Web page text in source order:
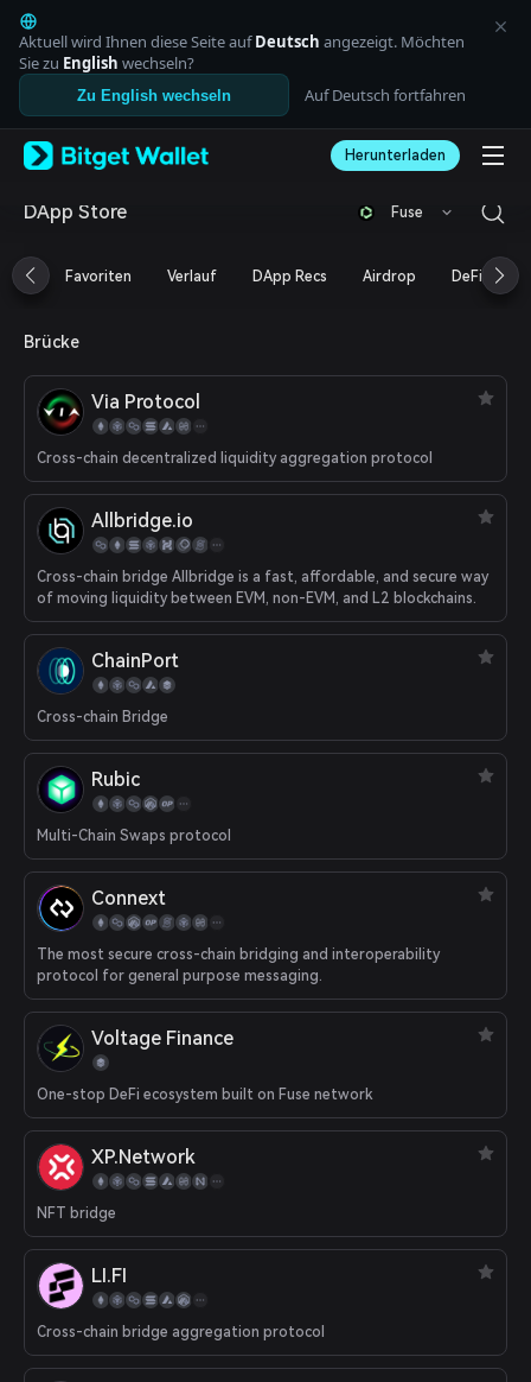
English
日本語
Tiếng Việt
Русский
Español (Latinoamérica)
Italiano
Deutsch
繁體中文
Português (Portugal)
ภาษาไทย
हिन्दी
Español
Português (Brasil)
Español (Argentina)
Aktuell wird Ihnen diese Seite aufDeutsch angezeigt. Möchten
Sie zu English wechseln?
Zu English wechseln Auf Deutsch fortfahren
Herunterladen
DApp Store Fuse
Favoriten Verlauf DApp Recs Airdrop DeFi
Brücke
Via Protocol
Cross-chain decentralized liquidity aggregation protocol
Allbridge.io
Cross-chain bridge Allbridge is a fast, affordable, and secure way
of moving liquidity between EVM, non-EVM, and L2 blockchains.
ChainPort
Cross-chain Bridge
Rubic
Multi-Chain Swaps protocol
Connext
The most secure cross-chain bridging and interoperability
protocol for general purpose messaging.
Voltage Finance
One-stop DeFi ecosystem built on Fuse network
XP.Network
NFT bridge
LI.FI
Cross-chain bridge aggregation protocol